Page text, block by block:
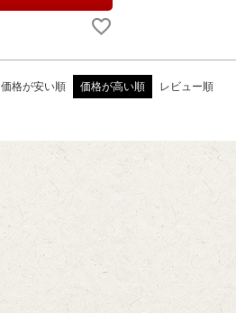
価格が安い順 価格が高い順 レビュー順